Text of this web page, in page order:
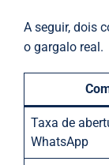
A seguir, dois
o gargalo real.
Taxa de
WhatsApp